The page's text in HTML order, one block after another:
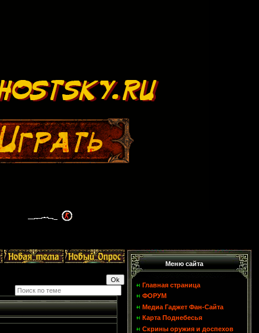
Меню сайта
Главная страница
ФОРУМ
Медиа Гаджет Фан-Сайта
Карта Поднебесья
Скрины оружия и доспехов